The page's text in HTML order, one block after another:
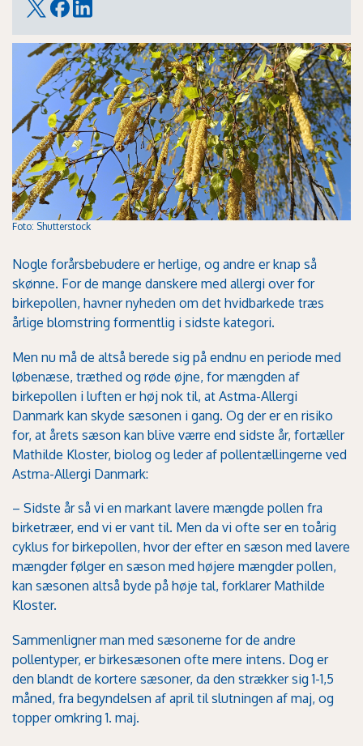
Foto: Shutterstock
Nogle forårsbebudere er herlige, og andre er knap så
skønne. For de mange danskere med allergi over for
birkepollen, havner nyheden om det hvidbarkede træs
årlige blomstring formentlig i sidste kategori.
Men nu må de altså berede sig på endnu en periode med
løbenæse, træthed og røde øjne, for mængden af
birkepollen i luften er høj nok til, at Astma-Allergi
Danmark kan skyde sæsonen i gang. Og der er en risiko
for, at årets sæson kan blive værre end sidste år, fortæller
Mathilde Kloster, biolog og leder af pollentællingerne ved
Astma-Allergi Danmark:
– Sidste år så vi en markant lavere mængde pollen fra
birketræer, end vi er vant til. Men da vi ofte ser en toårig
cyklus for birkepollen, hvor der efter en sæson med lavere
mængder følger en sæson med højere mængder pollen,
kan sæsonen altså byde på høje tal, forklarer Mathilde
Kloster.
Sammenligner man med sæsonerne for de andre
pollentyper, er birkesæsonen ofte mere intens. Dog er
den blandt de kortere sæsoner, da den strækker sig 1-1,5
måned, fra begyndelsen af april til slutningen af maj, og
topper omkring 1. maj.